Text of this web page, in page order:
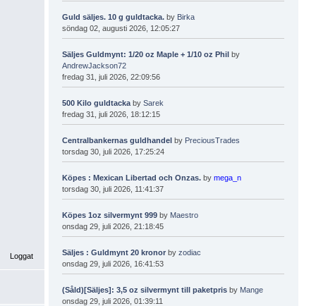
Loggat
Guld säljes. 10 g guldtacka. by Birka
söndag 02, augusti 2026, 12:05:27
Säljes Guldmynt: 1/20 oz Maple + 1/10 oz Phil by
AndrewJackson72
fredag 31, juli 2026, 22:09:56
500 Kilo guldtacka bySarek
fredag 31, juli 2026, 18:12:15
Centralbankernas guldhandel by PreciousTrades
torsdag 30, juli 2026, 17:25:24
Köpes : Mexican Libertad och Onzas. bymega_n
torsdag 30, juli 2026, 11:41:37
Köpes 1oz silvermynt 999 by Maestro
onsdag 29, juli 2026, 21:18:45
Säljes : Guldmynt 20 kronorbyzodiac
onsdag 29, juli 2026, 16:41:53
(Såld)[Säljes]: 3,5 oz silvermynt till paketpris by Mange
onsdag 29, juli 2026, 01:39:11